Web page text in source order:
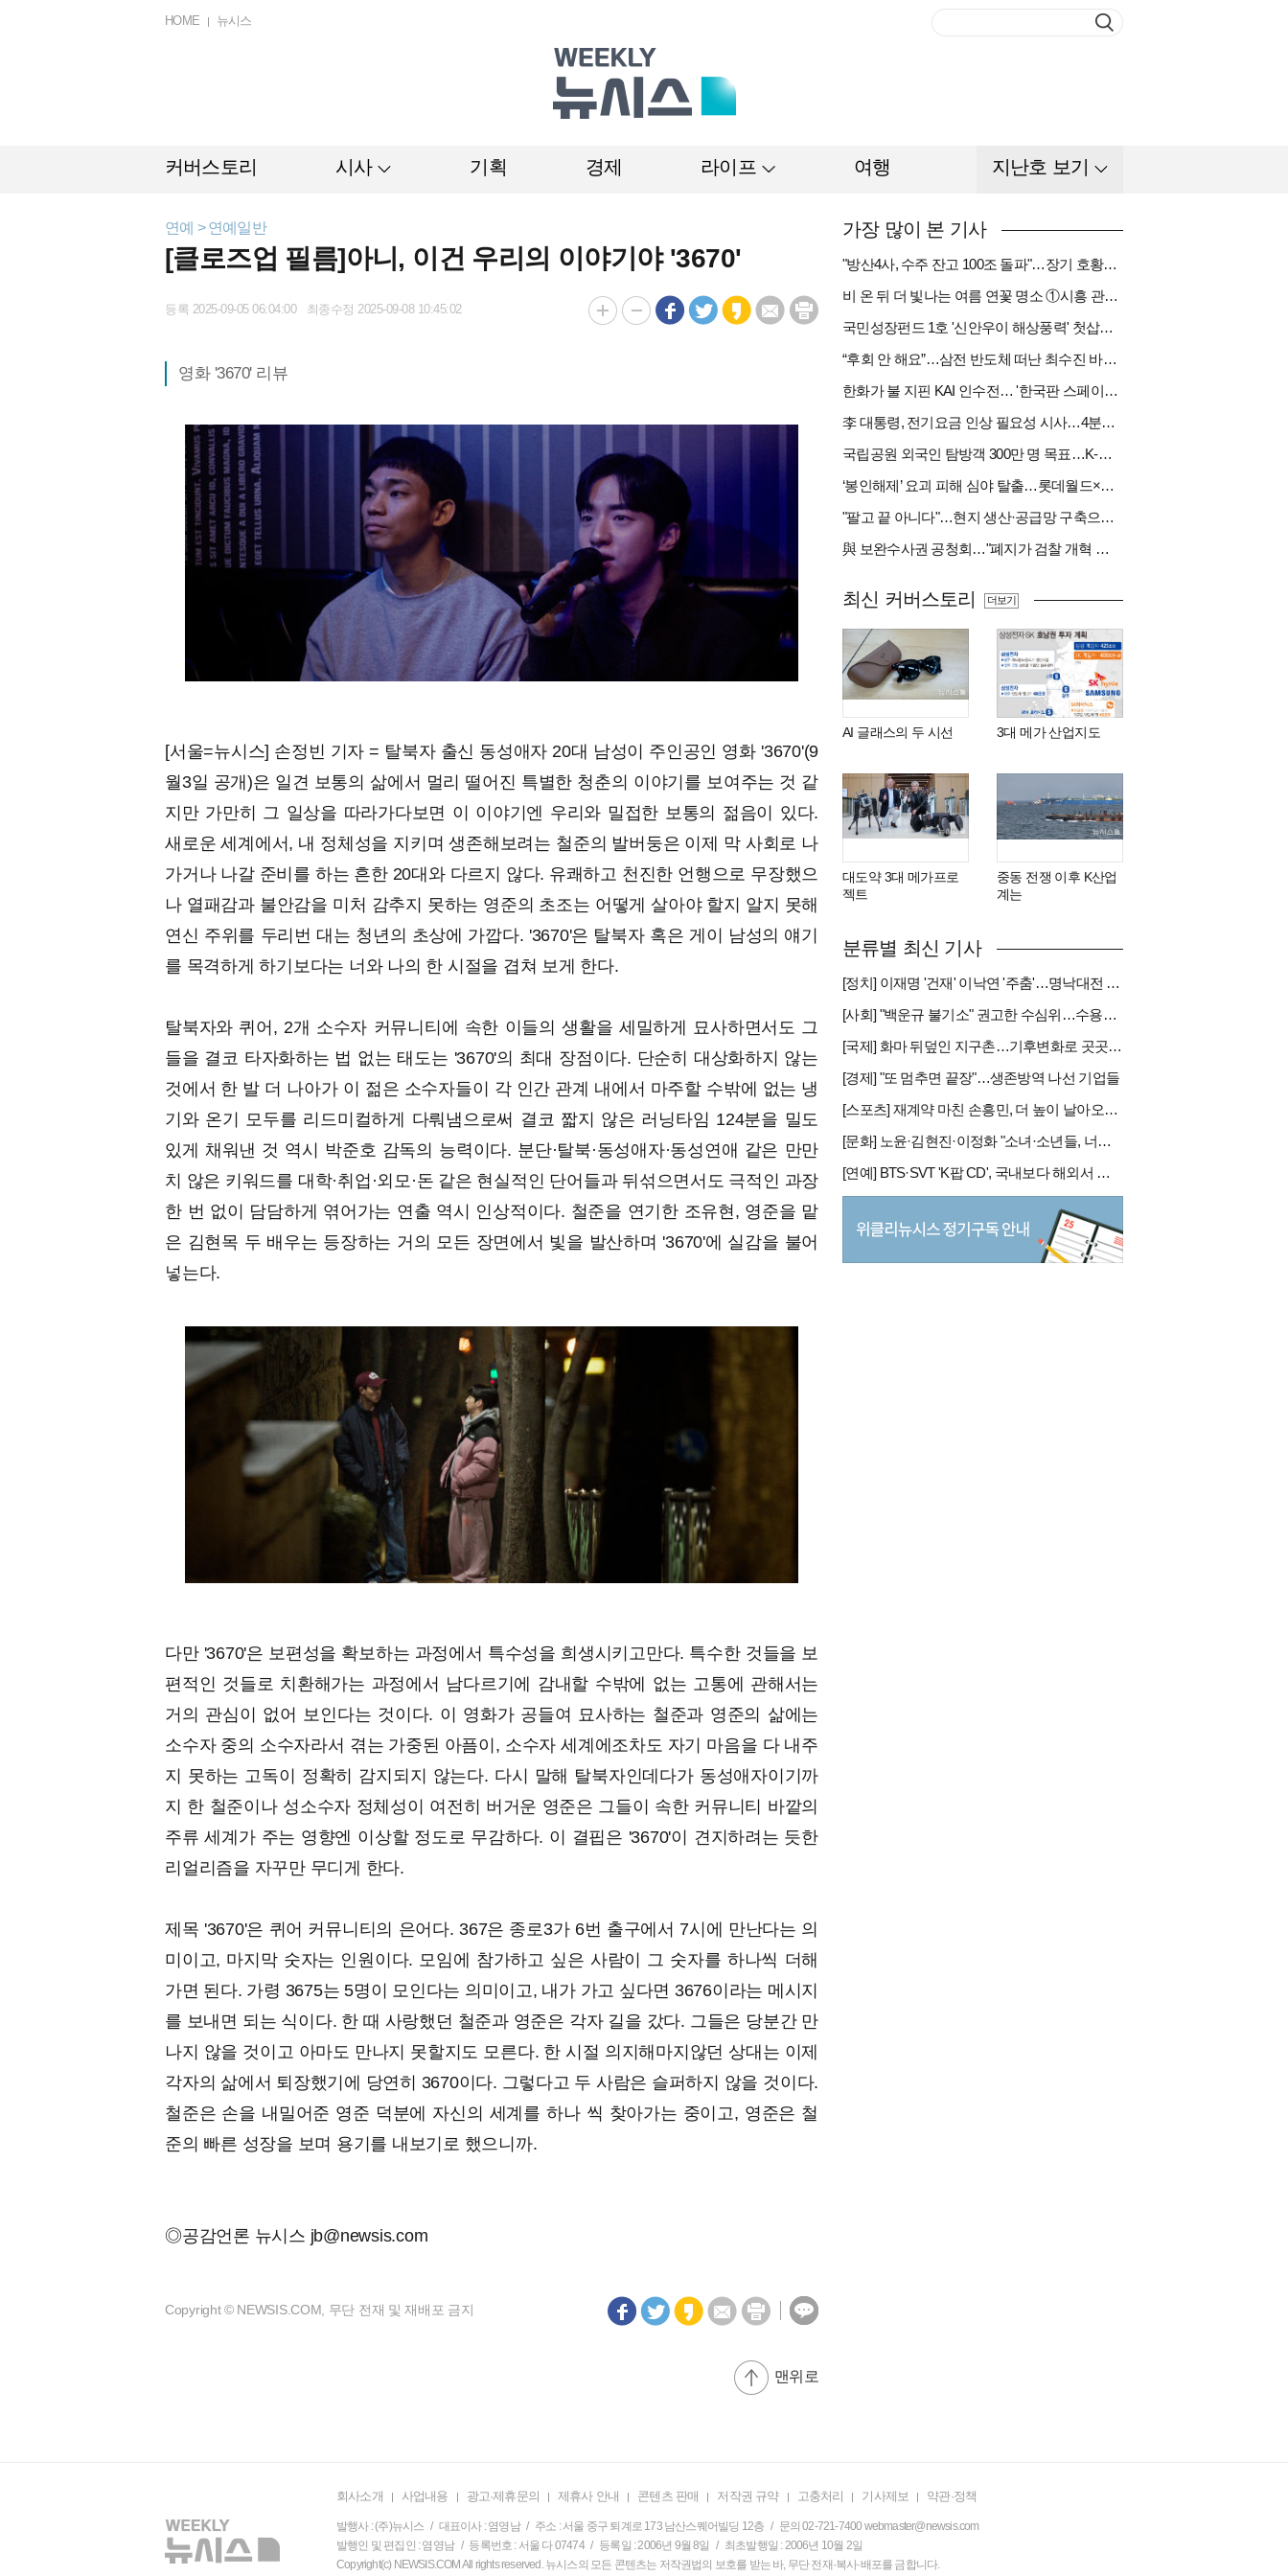
HOME 뉴시스
커버스토리 시사 기획 경제 라이프 여행 지난호 보기
연예 > 연예일반
[클로즈업 필름]아니, 이건 우리의 이야기야 '3670'
등록 2025-09-05 06:04:00 최종수정 2025-09-08 10:45:02
영화 '3670' 리뷰
[서울=뉴시스] 손정빈 기자 = 탈북자 출신 동성애자 20대 남성이 주인공인 영화 '3670'(9
월3일 공개)은 일견 보통의 삶에서 멀리 떨어진 특별한 청춘의 이야기를 보여주는 것 같
지만 가만히 그 일상을 따라가다보면 이 이야기엔 우리와 밀접한 보통의 젊음이 있다.
새로운 세계에서, 내 정체성을 지키며 생존해보려는 철준의 발버둥은 이제 막 사회로 나
가거나 나갈 준비를 하는 흔한 20대와 다르지 않다. 유쾌하고 천진한 언행으로 무장했으
나 열패감과 불안감을 미처 감추지 못하는 영준의 초조는 어떻게 살아야 할지 알지 못해
연신 주위를 두리번 대는 청년의 초상에 가깝다. '3670'은 탈북자 혹은 게이 남성의 얘기
를 목격하게 하기보다는 너와 나의 한 시절을 겹쳐 보게 한다.
탈북자와 퀴어, 2개 소수자 커뮤니티에 속한 이들의 생활을 세밀하게 묘사하면서도 그
들을 결코 타자화하는 법 없는 태도는 '3670'의 최대 장점이다. 단순히 대상화하지 않는
것에서 한 발 더 나아가 이 젊은 소수자들이 각 인간 관계 내에서 마주할 수밖에 없는 냉
기와 온기 모두를 리드미컬하게 다뤄냄으로써 결코 짧지 않은 러닝타임 124분을 밀도
있게 채워낸 것 역시 박준호 감독의 능력이다. 분단·탈북·동성애자·동성연애 같은 만만
치 않은 키워드를 대학·취업·외모·돈 같은 현실적인 단어들과 뒤섞으면서도 극적인 과장
한 번 없이 담담하게 엮어가는 연출 역시 인상적이다. 철준을 연기한 조유현, 영준을 맡
은 김현목 두 배우는 등장하는 거의 모든 장면에서 빛을 발산하며 '3670'에 실감을 불어
넣는다.
다만 '3670'은 보편성을 확보하는 과정에서 특수성을 희생시키고만다. 특수한 것들을 보
편적인 것들로 치환해가는 과정에서 남다르기에 감내할 수밖에 없는 고통에 관해서는
거의 관심이 없어 보인다는 것이다. 이 영화가 공들여 묘사하는 철준과 영준의 삶에는
소수자 중의 소수자라서 겪는 가중된 아픔이, 소수자 세계에조차도 자기 마음을 다 내주
지 못하는 고독이 정확히 감지되지 않는다. 다시 말해 탈북자인데다가 동성애자이기까
지 한 철준이나 성소수자 정체성이 여전히 버거운 영준은 그들이 속한 커뮤니티 바깥의
주류 세계가 주는 영향엔 이상할 정도로 무감하다. 이 결핍은 '3670'이 견지하려는 듯한
리얼리즘을 자꾸만 무디게 한다.
제목 '3670'은 퀴어 커뮤니티의 은어다. 367은 종로3가 6번 출구에서 7시에 만난다는 의
미이고, 마지막 숫자는 인원이다. 모임에 참가하고 싶은 사람이 그 숫자를 하나씩 더해
가면 된다. 가령 3675는 5명이 모인다는 의미이고, 내가 가고 싶다면 3676이라는 메시지
를 보내면 되는 식이다. 한 때 사랑했던 철준과 영준은 각자 길을 갔다. 그들은 당분간 만
나지 않을 것이고 아마도 만나지 못할지도 모른다. 한 시절 의지해마지않던 상대는 이제
각자의 삶에서 퇴장했기에 당연히 3670이다. 그렇다고 두 사람은 슬퍼하지 않을 것이다.
철준은 손을 내밀어준 영준 덕분에 자신의 세계를 하나 씩 찾아가는 중이고, 영준은 철
준의 빠른 성장을 보며 용기를 내보기로 했으니까.
◎공감언론 뉴시스 jb@newsis.com
Copyright © NEWSIS.COM, 무단 전재 및 재배포 금지
맨위로
가장 많이 본 기사
"방산4사, 수주 잔고 100조 돌파"…장기 호황기 들어섰다[다시 나는 K방산①]
비 온 뒤 더 빛나는 여름 연꽃 명소 ①시흥 관곡지
국민성장펀드 1호 '신안우이 해상풍력' 첫삽…바람소득 시동[하반기 에너지②]
“후회 안 해요”…삼전 반도체 떠난 최수진 바텐더의 ‘피어오름’[피플]
한화가 불 지핀 KAI 인수전… '한국판 스페이스X' 탄생 촉각[다시 나는 K방산③]
李 대통령, 전기요금 인상 필요성 시사…4분기엔 오를까
국립공원 외국인 탐방객 300만 명 목표…K-트레킹 키운다
‘봉인해제’ 요괴 피해 심야 탈출…롯데월드×당근
"팔고 끝 아니다"…현지 생산·공급망 구축으로 글로벌 진입장벽 돌파[다시 나는 K방산②]
與 보완수사권 공청회…"폐지가 검찰 개혁 아냐" vs "보완수사권은 전면 재수사권"(종합)
최신 커버스토리
AI 글래스의 두 시선 3대 메가 산업지도
대도약 3대 메가프로
젝트
중동 전쟁 이후 K산업
계는
더보기
분류별 최신 기사
[정치] 이재명 '건재' 이낙연 '주춤'…명낙대전 불안한 휴전
[사회] "백운규 불기소" 권고한 수심위…수용땐 줄소송 피할듯
[국제] 화마 뒤덮인 지구촌…기후변화로 곳곳 대형 화재
[경제] "또 멈추면 끝장"…생존방역 나선 기업들
[스포츠] 재계약 마친 손흥민, 더 높이 날아오를까
[문화] 노윤·김현진·이정화 "소녀·소년들, 너희는 혼자가 아니야"
[연예] BTS·SVT 'K팝 CD', 국내보다 해외서 더 팔린다 왜?
회사소개 사업내용 광고·제휴문의 제휴사 안내 콘텐츠 판매 저작권 규약 고충처리 기사제보 약관·정책
발행사 : (주)뉴시스 / 대표이사 : 염영남 / 주소 : 서울 중구 퇴계로 173 남산스퀘어빌딩 12층 / 문의 02-721-7400 webmaster@newsis.com
발행인 및 편집인 : 염영남 / 등록번호 : 서울 다 07474 / 등록일 : 2006년 9월 8일 / 최초발행일 : 2006년 10월 2일
Copyright(c) NEWSIS.COM All rights reserved. 뉴시스의 모든 콘텐츠는 저작권법의 보호를 받는 바, 무단 전재·복사·배포를 금합니다.